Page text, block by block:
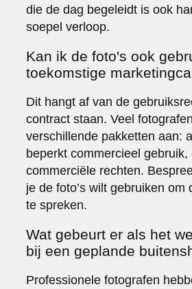
die de dag begeleidt is ook
soepel verloop.
Kan ik de foto's ook
toekomstige
Dit hangt af van de
contract staan. Veel
verschillende pakketten aan:
beperkt commercieel gebruik,
commerciële rechten.
je de foto’s wilt gebruiken om
te spreken.
Wat gebeurt er als het
bij een geplande
Professionele fotografen